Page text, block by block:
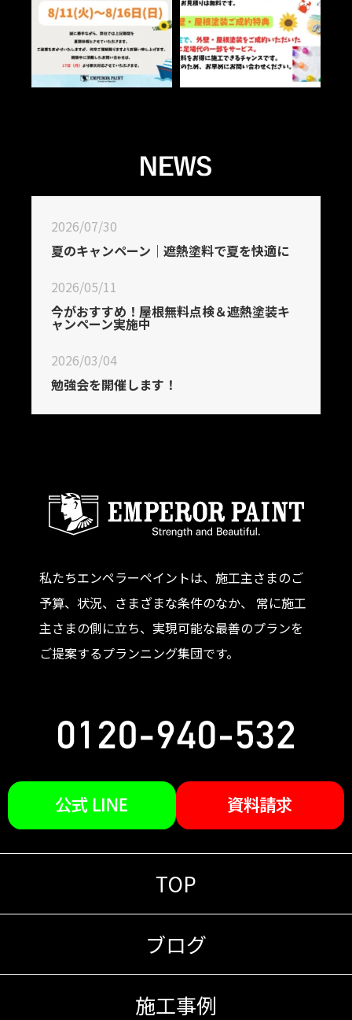
2026/07/30
夏のキャンペーン｜遮熱塗料で夏を快適に
2026/05/11
今がおすすめ！屋根無料点検＆遮熱塗装キ
ャンペーン実施中
2026/03/04
勉強会を開催します！
私たちエンペラーペイントは、施工主さまのご
予算、状況、さまざまな条件のなか、 常に施工
主さまの側に立ち、実現可能な最善のプランを
ご提案するプランニング集団です。
TOP
ブログ
施工事例